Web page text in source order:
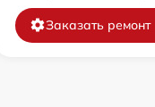
2900 р
Заказать ремонт